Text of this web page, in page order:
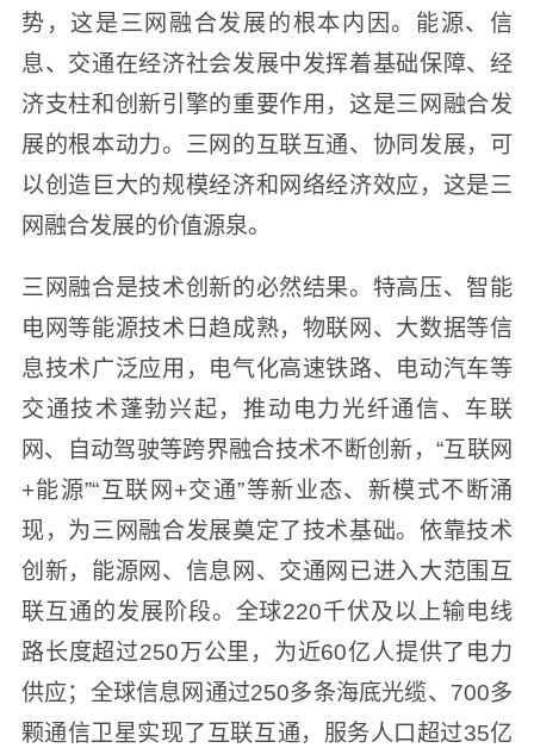
势，这是三网融合发展的根本内因。能源、信
息、交通在经济社会发展中发挥着基础保障、经
济支柱和创新引擎的重要作用，这是三网融合发
展的根本动力。三网的互联互通、协同发展，可
以创造巨大的规模经济和网络经济效应，这是三
网融合发展的价值源泉。
三网融合是技术创新的必然结果。特高压、智能
电网等能源技术日趋成熟，物联网、大数据等信
息技术广泛应用，电气化高速铁路、电动汽车等
交通技术蓬勃兴起，推动电力光纤通信、车联
网、自动驾驶等跨界融合技术不断创新，“互联网
+能源”“互联网+交通”等新业态、新模式不断涌
现，为三网融合发展奠定了技术基础。依靠技术
创新，能源网、信息网、交通网已进入大范围互
联互通的发展阶段。全球220千伏及以上输电线
路长度超过250万公里，为近60亿人提供了电力
供应；全球信息网通过250多条海底光缆、700多
颗通信卫星实现了互联互通，服务人口超过35亿